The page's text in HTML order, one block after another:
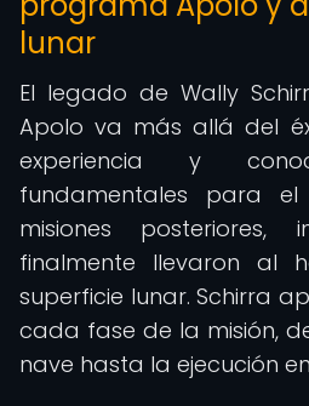
lunar
El legado de Wally
Apolo va más allá del
experiencia y
fundamentales para
misiones posteriores,
finalmente llevaron al
superficie lunar. Schirra
cada fase de la misión,
nave hasta la ejecución